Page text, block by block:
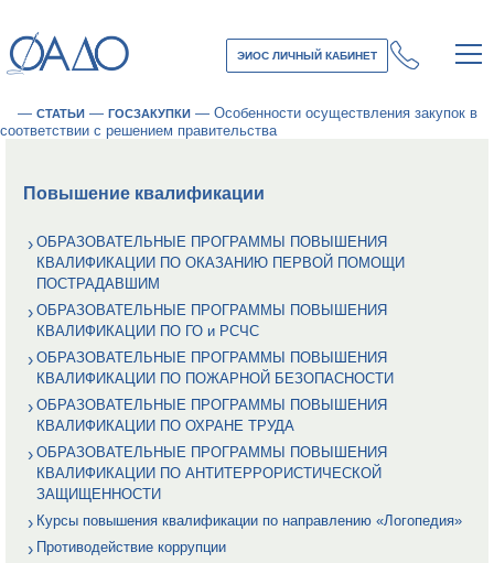
ЭИОС ЛИЧНЫЙ КАБИНЕТ
— СТАТЬИ — ГОСЗАКУПКИ — Особенности осуществления закупок в
соответствии с решением правительства
Повышение квалификации
ОБРАЗОВАТЕЛЬНЫЕ ПРОГРАММЫ ПОВЫШЕНИЯ
КВАЛИФИКАЦИИ ПО ОКАЗАНИЮ ПЕРВОЙ ПОМОЩИ
ПОСТРАДАВШИМ
ОБРАЗОВАТЕЛЬНЫЕ ПРОГРАММЫ ПОВЫШЕНИЯ
КВАЛИФИКАЦИИ ПО ГО и РСЧС
ОБРАЗОВАТЕЛЬНЫЕ ПРОГРАММЫ ПОВЫШЕНИЯ
КВАЛИФИКАЦИИ ПО ПОЖАРНОЙ БЕЗОПАСНОСТИ
ОБРАЗОВАТЕЛЬНЫЕ ПРОГРАММЫ ПОВЫШЕНИЯ
КВАЛИФИКАЦИИ ПО ОХРАНЕ ТРУДА
ОБРАЗОВАТЕЛЬНЫЕ ПРОГРАММЫ ПОВЫШЕНИЯ
КВАЛИФИКАЦИИ ПО АНТИТЕРРОРИСТИЧЕСКОЙ
ЗАЩИЩЕННОСТИ
Курсы повышения квалификации по направлению «Логопедия»
Противодействие коррупции